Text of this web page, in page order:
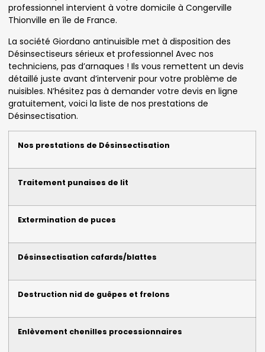
professionnel intervient à votre domicile à Congerville
Thionville en île de France.
La société Giordano antinuisible met à disposition des
Désinsectiseurs sérieux et professionnel Avec nos
techniciens, pas d’arnaques ! Ils vous remettent un devis
détaillé juste avant d’intervenir pour votre problème de
nuisibles. N’hésitez pas à demander votre devis en ligne
gratuitement, voici la liste de nos prestations de
Désinsectisation.
Nos prestations de Désinsectisation
Traitement punaises de lit
Extermination de puces
Désinsectisation cafards/blattes
Destruction nid de guêpes et frelons
Enlèvement chenilles processionnaires